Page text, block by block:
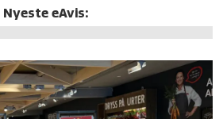
Nyeste eAvis: